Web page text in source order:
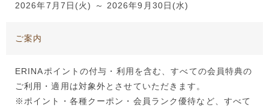
2026年7月7日(火) ～ 2026年9月30日(水)
ご案内
ERINAポイントの付与・利用を含む、すべての会員特典の
ご利用・適用は対象外とさせていただきます。
※ポイント・各種クーポン・会員ランク優待など、すべて